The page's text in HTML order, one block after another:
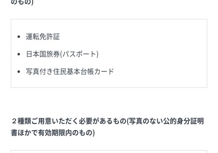
運転免許証
日本国旅券(パスポート)
写真付き住民基本台帳カード
２種類ご用意いただく必要があるもの(写真のない公的身分証明
書ほかで有効期限内のもの)